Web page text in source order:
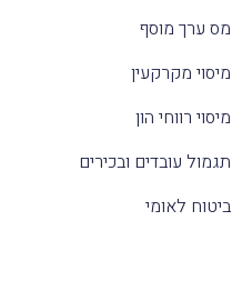
מס ערך מוסף
מיסוי מקרקעין
מיסוי רווחי הון
תגמול עובדים ובכירים
ביטוח לאומי